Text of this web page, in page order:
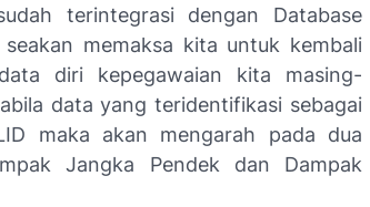
terintegrasi dengan Database
seakan memaksa kita untuk kembali
diri kepegawaian kita masing-
data yang teridentifikasi sebagai
maka akan mengarah pada dua
Jangka Pendek dan Dampak